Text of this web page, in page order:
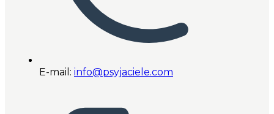
E-mail: info@psyjaciele.com